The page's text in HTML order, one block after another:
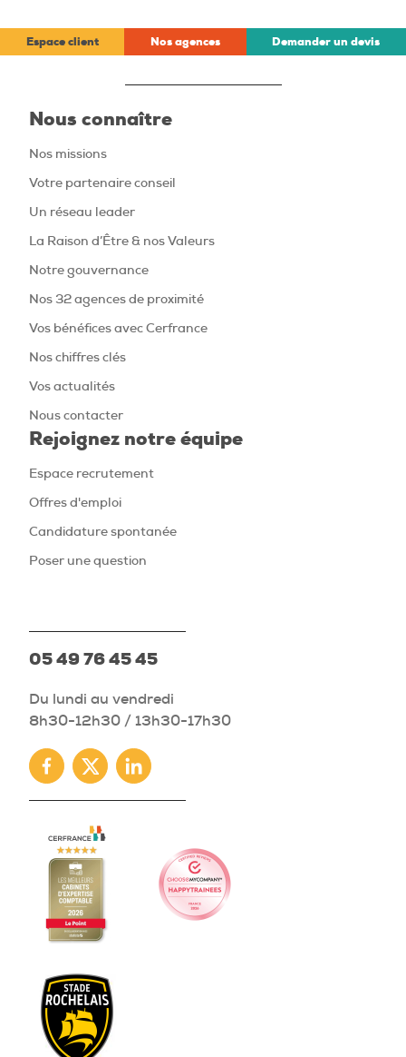
Espace client Nos agences Demander un devis
Nous connaître
Nos missions
Votre partenaire conseil
Un réseau leader
La Raison d’Être & nos Valeurs
Notre gouvernance
Nos 32 agences de proximité
Vos bénéfices avec Cerfrance
Nos chiffres clés
Vos actualités
Nous contacter
Rejoignez notre équipe
Espace recrutement
Offres d'emploi
Candidature spontanée
Poser une question
05 49 76 45 45
Du lundi au vendredi
8h30-12h30 / 13h30-17h30
Facebook
TwitterLinkedin